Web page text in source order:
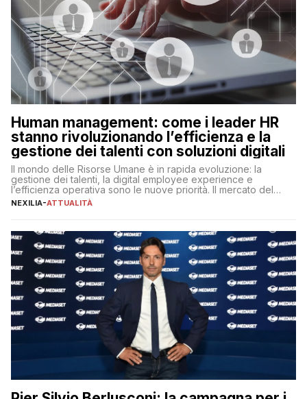
Human management: come i leader HR
stanno rivoluzionando l’efficienza e la
gestione dei talenti con soluzioni digitali
Il mondo delle Risorse Umane è in rapida evoluzione: la
gestione dei talenti, la digital employee experience e
l’efficienza operativa sono le nuove priorità. Il mercato del
lavoro, d’altra parte, è sempre più competitivo con una lotta
NEXILIA-ATTUALITÀ